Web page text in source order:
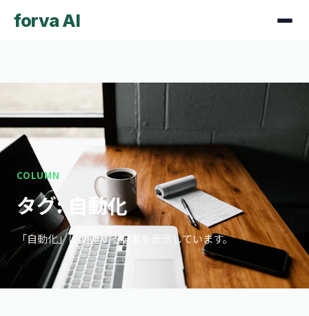
forva AI
COLUMN
タグ: 自動化
「自動化」に関連する記事を表示しています。